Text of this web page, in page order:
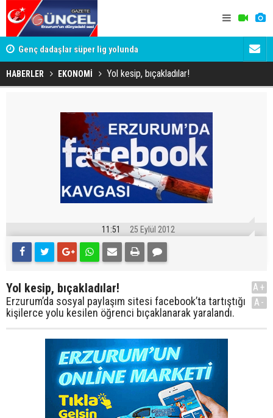
Genç dadaşlar süper lig yolunda 'Bot
HABERLER EKONOMİ Yol kesip, bıçakladılar!
11:51 25 Eylül 2012
Yol kesip, bıçakladılar!
Erzurum’da sosyal paylaşım sitesi facebook’ta tartıştığı
kişilerce yolu kesilen öğrenci bıçaklanarak yaralandı.
A+
A-